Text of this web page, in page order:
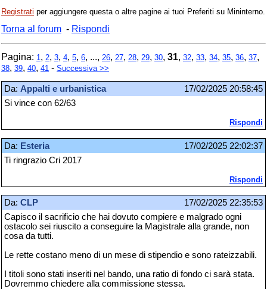
Registrati per aggiungere questa o altre pagine ai tuoi Preferiti su Mininterno.
Torna al forum - Rispondi
Pagina: 1 , 2, 3, 4, 5, 6, ..., 26, 27, 28, 29, 30, 31, 32, 33, 34, 35, 36, 37,
38, 39, 40, 41 - Successiva >>
Da: Appalti e urbanistica
17/02/2025 20:58:45
Si vince con 62/63
Rispondi
Da: Esteria
17/02/2025 22:02:37
Ti ringrazio Cri 2017
Rispondi
Da: CLP
17/02/2025 22:35:53
Capisco il sacrificio che hai dovuto compiere e malgrado ogni
ostacolo sei riuscito a conseguire la Magistrale alla grande, non
cosa da tutti.
Le rette costano meno di un mese di stipendio e sono rateizzabili.
I titoli sono stati inseriti nel bando, una ratio di fondo ci sarà stata.
Dovremmo chiedere alla commissione stessa.